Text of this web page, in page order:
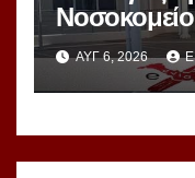
Αγωνίας
ΑΥΓ 6, 2026